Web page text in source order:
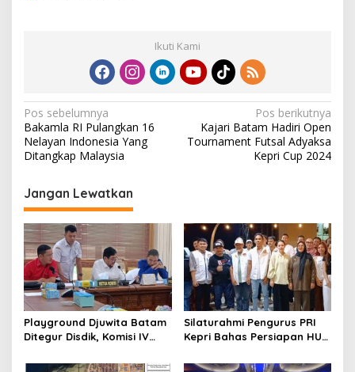
Ikuti Kami
N
a
v
i
g
a
s
i
p
o
s
Pos sebelumnya
Bakamla RI Pulangkan 16
Nelayan Indonesia Yang
Ditangkap Malaysia
Pos berikutnya
Kajari Batam Hadiri Open
Tournament Futsal Adyaksa
Kepri Cup 2024
Jangan Lewatkan
Playground Djuwita Batam
Ditegur Disdik, Komisi IV
Silaturahmi Pengurus PRI
Kepri Bahas Persiapan HUT
Konsolidasi Partai